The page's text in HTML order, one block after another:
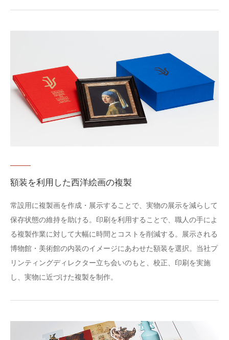
額装を利用した西洋絵画の複製
常設用に複製画を作成・展示することで、実物の展示を減らして
保存状態の維持を助ける。印刷を利用することで、職人の手によ
る複製作業に対して大幅に時間とコストを削減する。展示される
博物館・美術館の内装のイメージにあわせた額装を選択。当社プ
リンティングディレクター立ち会いのもと、校正、印刷を実施
し、実物に近づけた複製を制作。